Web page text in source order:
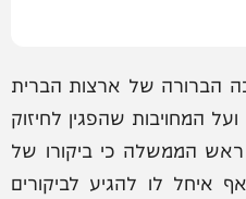
הברורה של ארצות הברית
המחויבות שהפגין לחיזוק
ראש הממשלה כי ביקורו של
איחל לו להגיע לביקורים